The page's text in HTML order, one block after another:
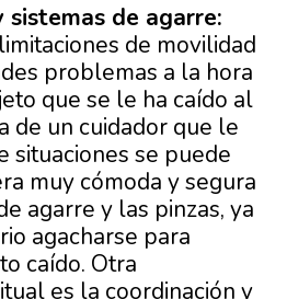
sistemas de agarre:
de movilidad
problemas a la hora
que se le ha caído al
de un cuidador que le
situaciones se puede
muy cómoda y segura
agarre y las pinzas, ya
agacharse para
caído. Otra
es la coordinación y